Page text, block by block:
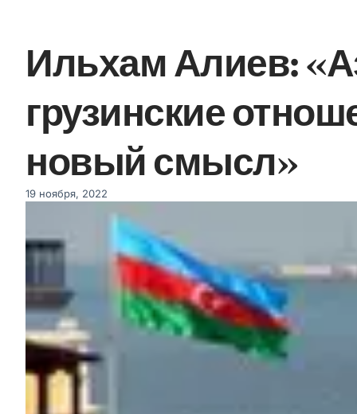
Ильхам Алиев:
грузинские
новый смысл»
19 ноября, 2022